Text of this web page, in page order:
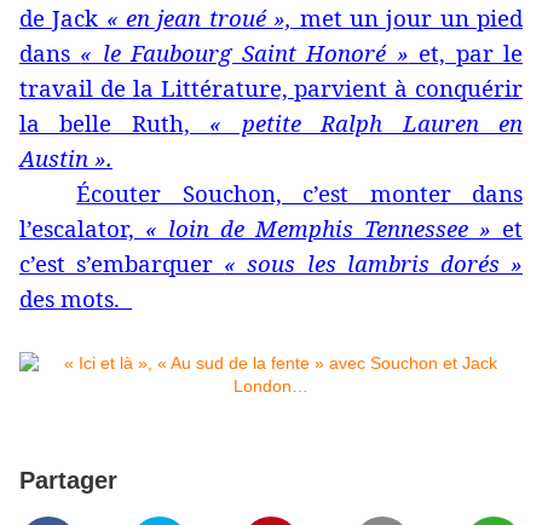
de Jack « en jean troué », met un jour un pied
dans « le Faubourg Saint Honoré » et, par le
travail de la Littérature, parvient à conquérir
la belle Ruth, « petite Ralph Lauren en
Austin ».
Écouter Souchon, c’est monter dans
l’escalator, « loin de Memphis Tennessee » et
c’est s’embarquer « sous les lambris dorés »
des mots.
Partager